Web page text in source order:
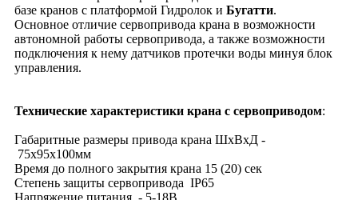
базе кранов с платформой Гидролок и Бугатти.
Основное отличие сервопривода крана в возможности
автономной работы сервопривода, а также возможности
подключения к нему датчиков протечки воды минуя блок
управления.
Технические характеристики крана с сервоприводом:
Габаритные размеры привода крана ШхВхД -
75х95х100мм
Время до полного закрытия крана 15 (20) сек
Степень защиты сервопривода IP65
Напряжение питания - 5-18В